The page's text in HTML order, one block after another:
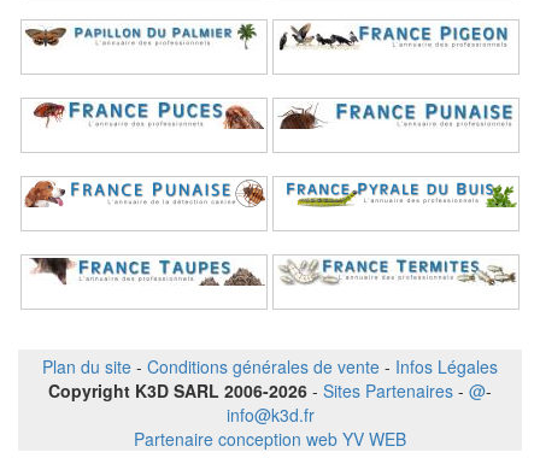
Plan du site - Conditions générales de vente - Infos Légales
Copyright K3D SARL 2006-2026 - Sites Partenaires - @-
info@k3d.fr
Partenaire conception web YV WEB